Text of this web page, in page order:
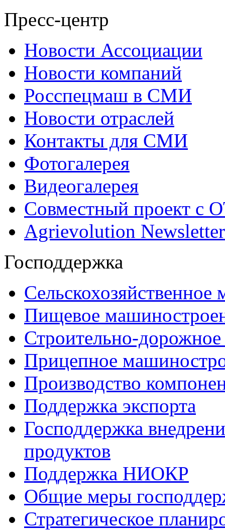
Пресс-центр
Новости Ассоциации
Новости компаний
Росспецмаш в СМИ
Новости отраслей
Контакты для СМИ
Фотогалерея
Видеогалерея
Совместный проект с
Agrievolution Newsletter
Господдержка
Пищевое
Строительно-
Прицепное
Производство
Поддержка экспорта
Господдержка
продуктов
Поддержка НИОКР
Общие меры
Стратегическое